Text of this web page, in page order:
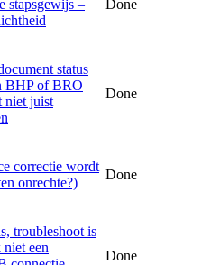
stapsgewijs –
Done
status
BHP of BRO
niet juist
Done
correctie wordt
onrechte?)
Done
troubleshoot is
niet een
Done